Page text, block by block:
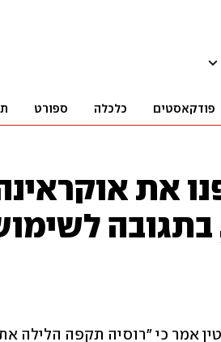
פודקאסטים כלכלה ספורט